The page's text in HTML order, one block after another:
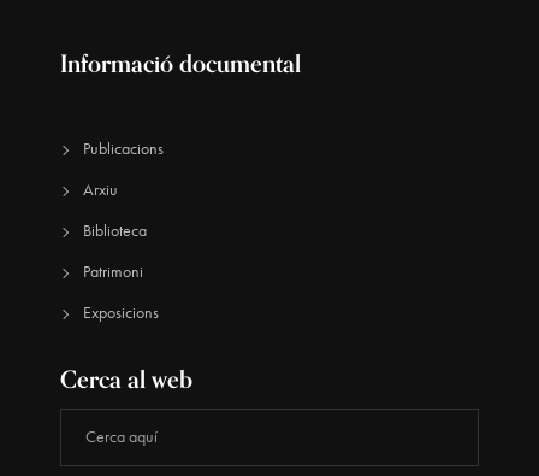
Informació documental
Publicacions
Arxiu
Biblioteca
Patrimoni
Exposicions
Cerca al web